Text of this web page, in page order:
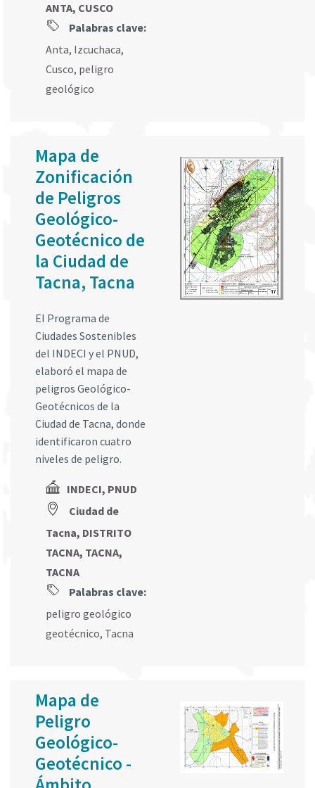
ANTA, CUSCO
Palabras clave:
Anta, Izcuchaca,
Cusco, peligro
geológico
Mapa de
Zonificación
de Peligros
Geológico-
Geotécnico de
la Ciudad de
Tacna, Tacna
EI Programa de
Ciudades Sostenibles
del INDECI y el PNUD,
elaboró el mapa de
peligros Geológico-
Geotécnicos de la
Ciudad de Tacna, donde
identificaron cuatro
niveles de peligro.
INDECI, PNUD
Ciudad de
Tacna, DISTRITO
TACNA, TACNA,
TACNA
Palabras clave:
peligro geológico
geotécnico, Tacna
Mapa de
Peligro
Geológico-
Geotécnico -